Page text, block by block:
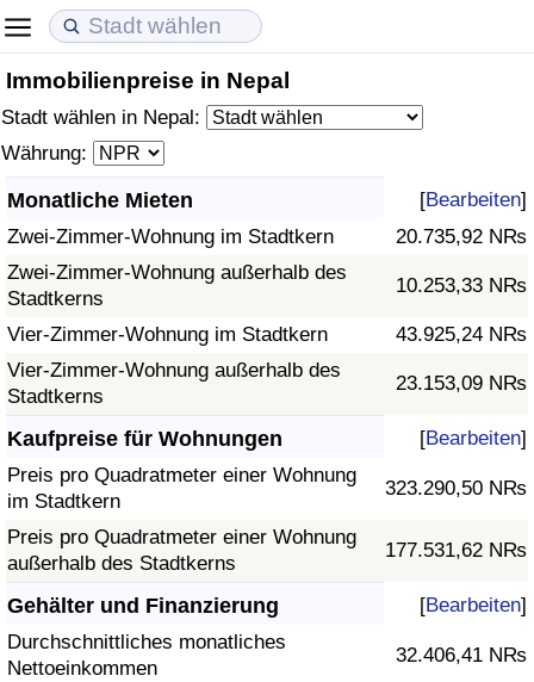
Immobilienpreise in Nepal
Stadt wählen in Nepal:
Währung:
Monatliche Mieten [Bearbeiten]
Zwei-Zimmer-Wohnung im Stadtkern
20.735,92 N₨
Zwei-Zimmer-Wohnung außerhalb des
Stadtkerns
10.253,33 N₨
Vier-Zimmer-Wohnung im Stadtkern
43.925,24 N₨
Vier-Zimmer-Wohnung außerhalb des
Stadtkerns
23.153,09 N₨
Kaufpreise für Wohnungen [Bearbeiten]
Preis pro Quadratmeter einer Wohnung
im Stadtkern
323.290,50 N₨
Preis pro Quadratmeter einer Wohnung
außerhalb des Stadtkerns
177.531,62 N₨
Gehälter und Finanzierung [Bearbeiten]
Durchschnittliches monatliches
Nettoeinkommen
32.406,41 N₨
Lebenshaltungskosten
Lebenshaltungskosten-Index (aktuell)
Lebenshaltungskosten-Index
Lebenshaltungskosten-Index nach Land
in Akaba
Immobilienpreise
Immobilienpreis-Index (aktuell)
Immobilienpreis-Index
Immobilienpreis-Index nach Land
Lebensqualität
Lebensqualität-Index
Lebensqualität-Index (aktuell)
Lebensqualitätsindex nach Land
Kriminalität
Kriminalitäts-Index (aktuell)
Kriminalitäts-Index
Kriminalitätsindex nach Land
Gesundheitsversorgung
Gesundheitsversorgungs-Index (aktuell)